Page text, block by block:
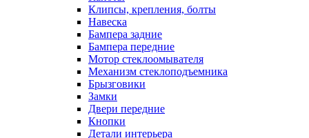
Клипсы, крепления, болты
Навеска
Бампера задние
Бампера передние
Мотор стеклоомывателя
Механизм стеклоподъемника
Брызговики
Замки
Двери передние
Кнопки
Детали интерьера